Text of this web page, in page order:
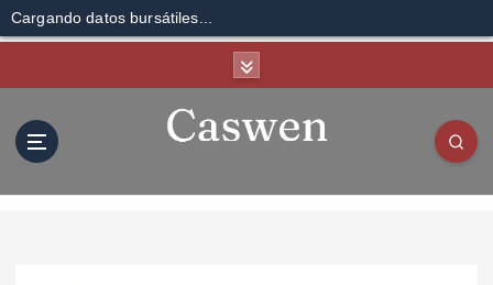
Cargando datos bursátiles...